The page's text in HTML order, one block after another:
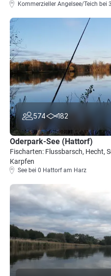
Kommerzieller Angelsee/Teich bei
574 182
Oderpark-See (Hattorf)
Fischarten: Flussbarsch, Hecht,
Karpfen
See bei 0 Hattorf am Harz